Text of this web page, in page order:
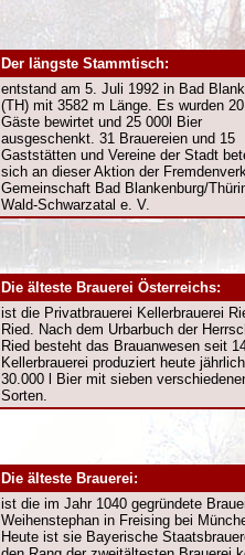
Der längste Stammtisch:
entstand am 5. Juli 1992 in Bad
(TH) mit 3582 m Länge. Es wurden
Gäste bewirtet und 25 000l Bier
ausgeschenkt. 31 Brauereien und 15
Gaststätten und Vereine der Stadt
sich an dieser Aktion der
Gemeinschaft Bad Blankenburg/
Wald-Schwarzatal e. V.
Die älteste Brauerei Österreichs:
ist die Privatbrauerei Kellerbrauerei
Ried. Nach dem Urbarbuch der
Ried besteht das Brauanwesen seit
Kellerbrauerei produziert heute
30.000 l Bier mit sieben
Sorten.
Die älteste Brauerei:
ist die im Jahr 1040 gegründete
Weihenstephan in Freising bei
Heute ist sie Bayerische